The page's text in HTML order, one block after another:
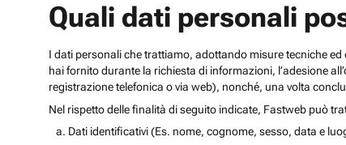
Quali dati personali
I dati personali che trattiamo, adottando misure tecniche
hai fornito durante la richiesta di informazioni, l’adesione
registrazione telefonica o via web), nonché, una volta
Nel rispetto delle finalità di seguito indicate, Fastweb può
Dati identificativi (Es. nome, cognome, sesso, data e